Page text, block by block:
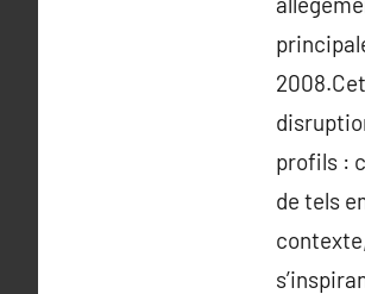
profils :
de tels